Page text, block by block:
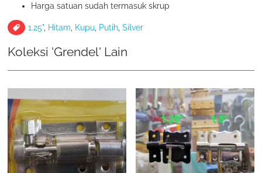
Harga satuan sudah termasuk skrup
1.25", Hitam Kupu Putih ,Silver
Koleksi 'Grendel' Lain